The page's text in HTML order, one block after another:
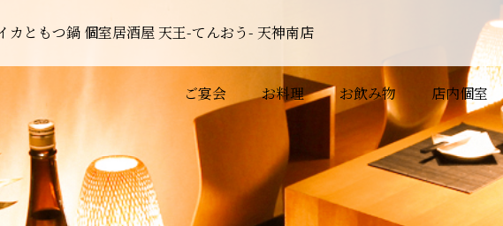
カともつ鍋 個室居酒屋 天王-てんおう- 天神南店
ご宴会 お料理 お飲み物 店内個室